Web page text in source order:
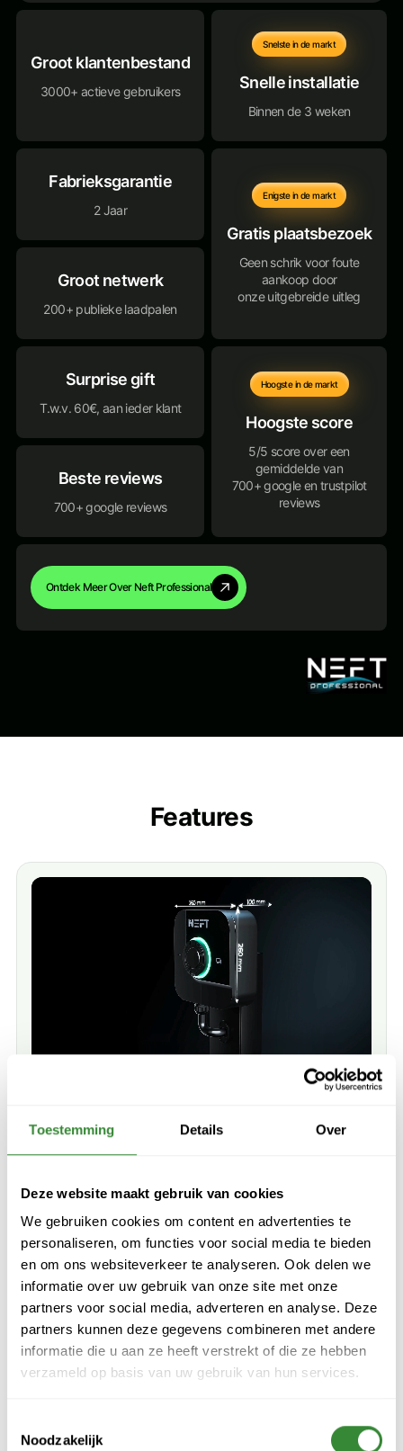
Toestemming Details Over
Deze website maakt gebruik van cookies
We gebruiken cookies om content en advertenties te
personaliseren, om functies voor social media te bieden
en om ons websiteverkeer te analyseren. Ook delen we
informatie over uw gebruik van onze site met onze
partners voor social media, adverteren en analyse. Deze
partners kunnen deze gegevens combineren met andere
informatie die u aan ze heeft verstrekt of die ze hebben
verzameld op basis van uw gebruik van hun services.
Noodzakelijk
Groot klantenbestand
3000+ actieve gebruikers
Fabrieksgarantie
2 Jaar
Groot netwerk
200+ publieke laadpalen
Snelste in de markt
Snelle installatie
Binnen de 3 weken
Surprise gift
T.w.v. 60€, aan ieder klant
Enigste in de markt
Gratis plaatsbezoek
Geen schrik voor foute
aankoop door
onze uitgebreide uitleg
Hoogste in de markt
Hoogste score
5/5 score over een
gemiddelde van
700+ google en trustpilot
reviews
Beste reviews
700+ google reviews
Ontdek Meer Over Neft Professional
Features
Beveiliging tegen ongewenst gebruik
extra beveiliging
tegen ongewenst gebruik door externen. Zo
hou je de controle volledig in eigen handen.
Eco modus
en Eco+ Modus.